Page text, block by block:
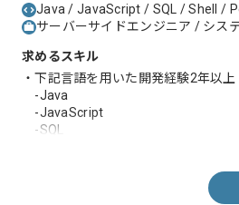
Java / JavaScript / SQL / Shell /
サーバーサイドエンジニア / シス
求めるスキル
・下記言語を用いた開発経験2年以上
-Java
-JavaScript
-SQL